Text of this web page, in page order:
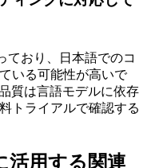
ており、日本語でのコ
いる可能性が高いで
質は言語モデルに依存
トライアルで確認する
活用する関連